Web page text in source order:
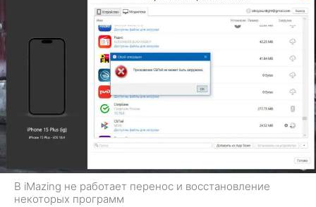
В iMazing не работает перенос и восстановление
некоторых программ